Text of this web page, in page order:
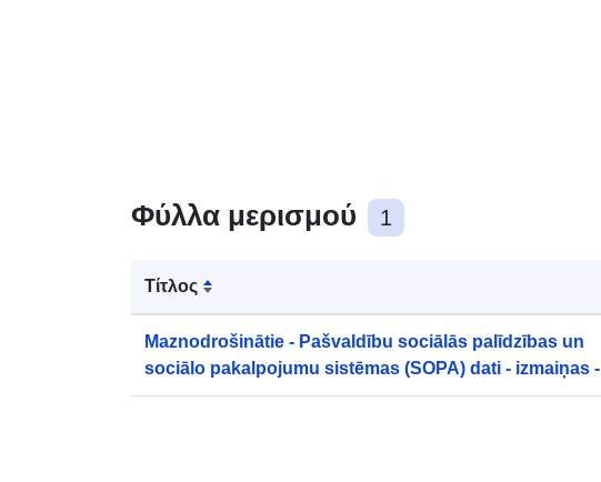
Φύλλα μερισμού 1
Τίτλος
Maznodrošinātie - Pašvaldību sociālās palīdzības un
sociālo pakalpojumu sistēmas (SOPA) dati - izmaiņas -
Jelgavas valstspilsētas pašvaldība